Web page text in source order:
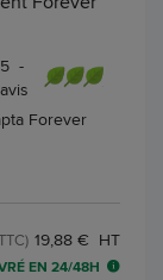
5 -
avis
Forever
19,88 € HT
EN 24/48H